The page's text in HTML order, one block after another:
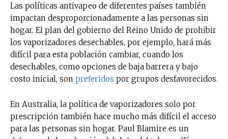
Suscríbete a nuestro boletín diario y
recibe todas las noticias del vapeo y la
reducción de daños en tu correo
electrónico.
Subscribe to our daily clipping and
receive all the news of vaping and
SUBSCRIBIRSE
Las políticas antivapeo de diferentes países también
impactan desproporcionadamente a las personas sin
hogar. El plan del gobierno del Reino Unido de prohibir
los vaporizadores desechables, por ejemplo, hará más
difícil para esta población cambiar, cuando los
desechables, como opciones de baja barrera y bajo
costo inicial, son preferidos por grupos desfavorecidos.
En Australia, la política de vaporizadores solo por
prescripción también hace mucho más difícil el acceso
para las personas sin hogar. Paul Blamire es un